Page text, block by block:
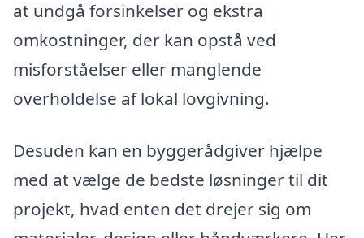
at undgå forsinkelser og ekstra
omkostninger, der kan opstå ved
misforståelser eller manglende
overholdelse af lokal lovgivning.
Desuden kan en byggerådgiver hjælpe
med at vælge de bedste løsninger til dit
projekt, hvad enten det drejer sig om